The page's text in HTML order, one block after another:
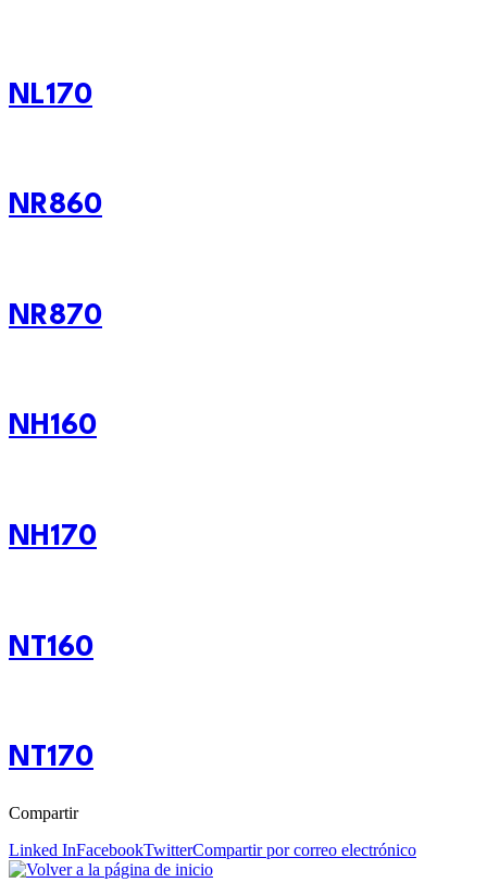
NL170
NR860
NR870
NH160
NH170
NT160
NT170
Compartir
Linked InFacebookTwitterCompartir por correo electrónico